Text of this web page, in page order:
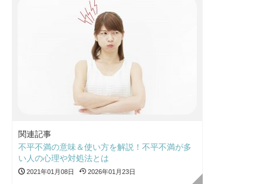
関連記事
不平不満の意味＆使い方を解説！不平不満が多
い人の心理や対処法とは
2021年01月08日 2026年01月23日